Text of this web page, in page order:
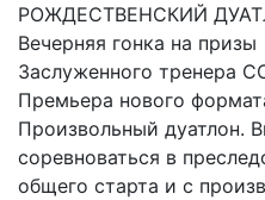
РОЖДЕСТВЕНСКИЙ
Вечерняя гонка на призы
Заслуженного тренера
Премьера нового
Произвольный дуатлон.
соревноваться в
общего старта и с